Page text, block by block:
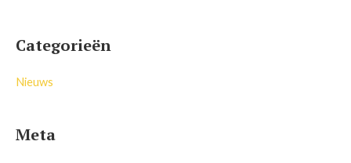
Categorieën
Nieuws
Meta